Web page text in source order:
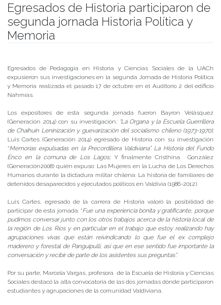
Egresados de Historia participaron de
segunda jornada Historia Política y
Memoria
Egresados de Pedagogía en Historia y Ciencias Sociales de la UACh
expusieron sus investigaciones en la segunda Jornada de Historia Política
y Memoria realizada el pasado 17 de octubre en el Auditorio 2 del edificio
Nahmías.
Los expositores de esta segunda jornada fueron Bayron Velásquez
(Generación 2014) con su investigación: “La Organa y la Escuela Guerrillera
de Chaihuín Leninización y guevarización del socialismo chileno (1973-1970);
Luis Cartes (Generación 2014) egresado de Historia con su investigación
“Memorias expulsadas en la Precordillera Valdiviana”. La Historia del Fundo
Enco en la comuna de Los Lagos;Y finalmente Cristhina González
(Generación2008) quién expuso: Las Mujeres en la Lucha de Los Derechos
Humanos durante la dictadura militar chilena: La historia de familiares de
detenidos desaparecidos y ejecutados políticos en Valdivia (1986-2012).
Luis Cartes, egresado de la carrera de Historia valoró la posibilidad de
participar de esta jornada: “Fue una experiencia bonita y gratificante, porque
pudimos conversar junto con los otros trabajos acerca de la historia local de
la región de Los Ríos y en particular en el trabajo que estoy realizando hay
agrupaciones vivas que están reivindicando lo que fue el ex complejo
maderero y forestal de Panguipulli, así que en ese sentido fue importante la
conversación y recibir de parte de los asistentes sus preguntas”.
Por su parte, Marcela Vargas, profesora de la Escuela de Historia y Ciencias
Sociales destacó la alta convocatoria de las dos jornadas dónde participaron
estudiantes y agrupaciones de la comunidad Valdiviana.